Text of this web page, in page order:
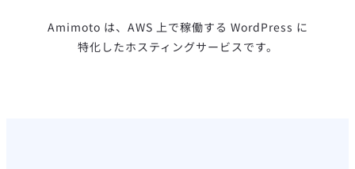
Amimoto は、AWS 上で稼働する WordPress に
特化したホスティングサービスです。